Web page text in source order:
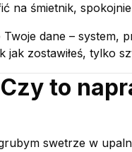
na śmietnik,
dane – system,
jak zostawiłeś, tylko
to
swetrze w